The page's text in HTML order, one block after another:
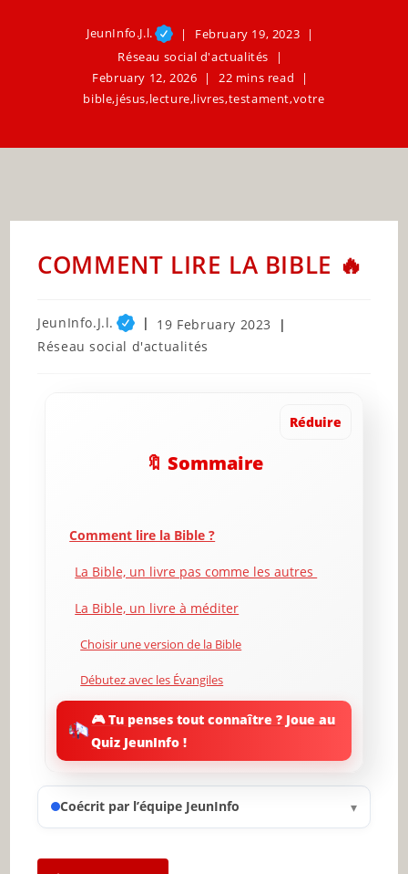
JeunInfo.J.l.
February 19, 2023
Réseau social d'actualités
February 12, 2026
22 mins read
bible,jésus,lecture,livres,testament,votre
COMMENT LIRE LA BIBLE 🔥
Post
author:
JeunInfo.J.l.
Post
published:
19 February 2023
Post
Réseau social d'actualités
Réduire
🔖 Sommaire
Comment lire la Bible ?
La Bible, un livre pas comme les autres
La Bible, un livre à méditer
Choisir une version de la Bible
Débutez avec les Évangiles
L’Évangile de Jean
Les autres évangiles
Les épîtres de Paul
Lisez aussi les livres poétiques et sapientiaux
🎮 Tu penses tout connaître ? Joue au
Quiz JeunInfo !
Coécrit par l’équipe JeunInfo ▾